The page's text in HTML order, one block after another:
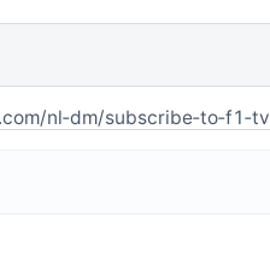
nl‑dm/subscribe‑to‑f1‑tv